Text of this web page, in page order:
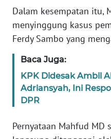
Dalam kesempatan itu,
menyinggung kasus
Ferdy Sambo yang
Baca Juga:
KPK Didesak Ambil
Adriansyah, Ini
DPR
Pernyataan Mahfud MD
REDAKSI
DISCLAIMER
Wahana
Regional